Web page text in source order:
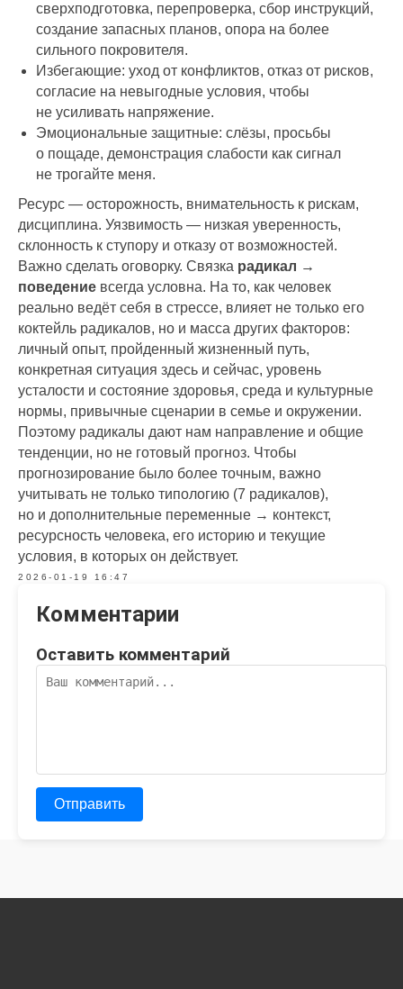
сверхподготовка, перепроверка, сбор инструкций,
создание запасных планов, опора на более
сильного покровителя.
Избегающие: уход от конфликтов, отказ от рисков,
согласие на невыгодные условия, чтобы
не усиливать напряжение.
Эмоциональные защитные: слёзы, просьбы
о пощаде, демонстрация слабости как сигнал
не трогайте меня.
Ресурс — осторожность, внимательность к рискам,
дисциплина. Уязвимость — низкая уверенность,
склонность к ступору и отказу от возможностей.
Важно сделать оговорку. Связка радикал →
поведение всегда условна. На то, как человек
реально ведёт себя в стрессе, влияет не только его
коктейль радикалов, но и масса других факторов:
личный опыт, пройденный жизненный путь,
конкретная ситуация здесь и сейчас, уровень
усталости и состояние здоровья, среда и культурные
нормы, привычные сценарии в семье и окружении.
Поэтому радикалы дают нам направление и общие
тенденции, но не готовый прогноз. Чтобы
прогнозирование было более точным, важно
учитывать не только типологию (7 радикалов),
но и дополнительные переменные → контекст,
ресурсность человека, его историю и текущие
условия, в которых он действует.
2026-01-19 16:47
Комментарии
Оставить комментарий